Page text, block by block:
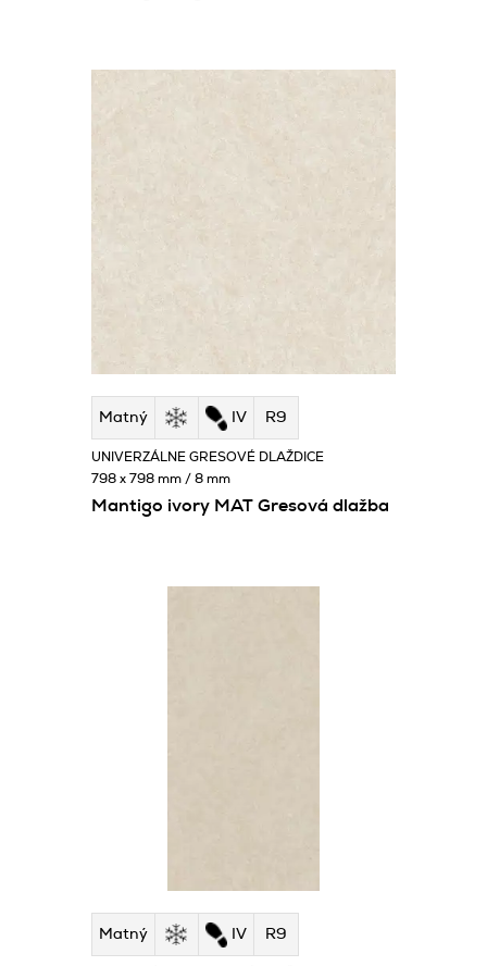
Matný IV R9
Mantigo ivory MAT Gresová dlažba
UNIVERZÁLNE GRESOVÉ DLAŽDICE
798 x 798 mm / 8 mm
Matný IV R9